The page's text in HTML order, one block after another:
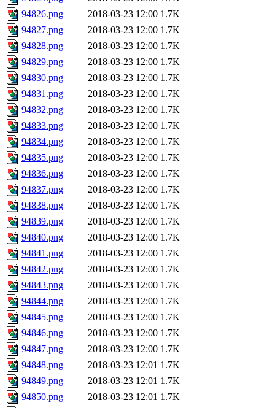
94826.png
2018-03-23 12:00 1.7K
94827.png
2018-03-23 12:00 1.7K
94828.png
2018-03-23 12:00 1.7K
94829.png
2018-03-23 12:00 1.7K
94830.png
2018-03-23 12:00 1.7K
94831.png
2018-03-23 12:00 1.7K
94832.png
2018-03-23 12:00 1.7K
94833.png
2018-03-23 12:00 1.7K
94834.png
2018-03-23 12:00 1.7K
94835.png
2018-03-23 12:00 1.7K
94836.png
2018-03-23 12:00 1.7K
94837.png
2018-03-23 12:00 1.7K
94838.png
2018-03-23 12:00 1.7K
94839.png
2018-03-23 12:00 1.7K
94840.png
2018-03-23 12:00 1.7K
94841.png
2018-03-23 12:00 1.7K
94842.png
2018-03-23 12:00 1.7K
94843.png
2018-03-23 12:00 1.7K
94844.png
2018-03-23 12:00 1.7K
94845.png
2018-03-23 12:00 1.7K
94846.png
2018-03-23 12:00 1.7K
94847.png
2018-03-23 12:00 1.7K
94848.png
2018-03-23 12:01 1.7K
94849.png
2018-03-23 12:01 1.7K
94850.png
2018-03-23 12:01 1.7K